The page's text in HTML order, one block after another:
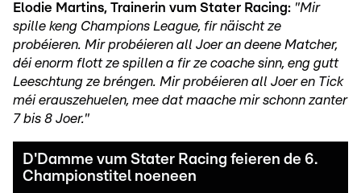
Elodie Martins, Trainerin vum Stater Racing: "Mir
spille keng Champions League, fir näischt ze
probéieren. Mir probéieren all Joer an deene Matcher,
déi enorm flott ze spillen a fir ze coache sinn, eng gutt
Leeschtung ze bréngen. Mir probéieren all Joer en Tick
méi erauszehuelen, mee dat maache mir schonn zanter
7 bis 8 Joer."
D'Damme vum Stater Racing feieren de 6.
Championstitel noeneen